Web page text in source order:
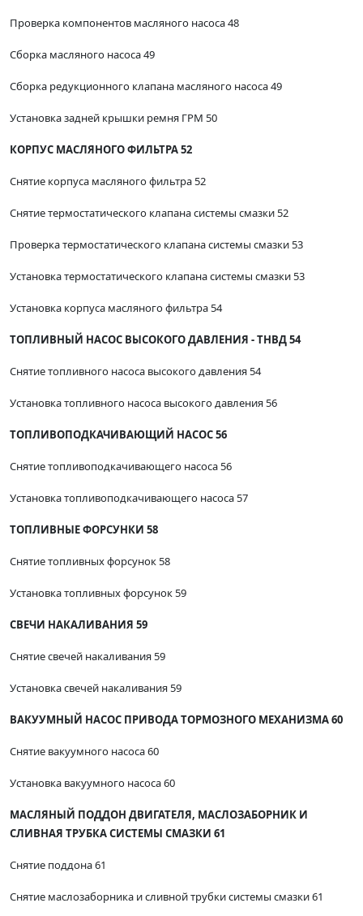
Проверка компонентов масляного насоса 48
Сборка масляного насоса 49
Сборка редукционного клапана масляного насоса 49
Установка задней крышки ремня ГРМ 50
КОРПУС МАСЛЯНОГО ФИЛЬТРА 52
Снятие корпуса масляного фильтра 52
Снятие термостатического клапана системы смазки 52
Проверка термостатического клапана системы смазки 53
Установка термостатического клапана системы смазки 53
Установка корпуса масляного фильтра 54
ТОПЛИВНЫЙ НАСОС ВЫСОКОГО ДАВЛЕНИЯ - ТНВД 54
Снятие топливного насоса высокого давления 54
Установка топливного насоса высокого давления 56
ТОПЛИВОПОДКАЧИВАЮЩИЙ НАСОС 56
Снятие топливоподкачивающего насоса 56
Установка топливоподкачивающего насоса 57
ТОПЛИВНЫЕ ФОРСУНКИ 58
Снятие топливных форсунок 58
Установка топливных форсунок 59
СВЕЧИ НАКАЛИВАНИЯ 59
Снятие свечей накаливания 59
Установка свечей накаливания 59
ВАКУУМНЫЙ НАСОС ПРИВОДА ТОРМОЗНОГО МЕХАНИЗМА 60
Снятие вакуумного насоса 60
Установка вакуумного насоса 60
МАСЛЯНЫЙ ПОДДОН ДВИГАТЕЛЯ, МАСЛОЗАБОРНИК И
СЛИВНАЯ ТРУБКА СИСТЕМЫ СМАЗКИ 61
Снятие поддона 61
Снятие маслозаборника и сливной трубки системы смазки 61